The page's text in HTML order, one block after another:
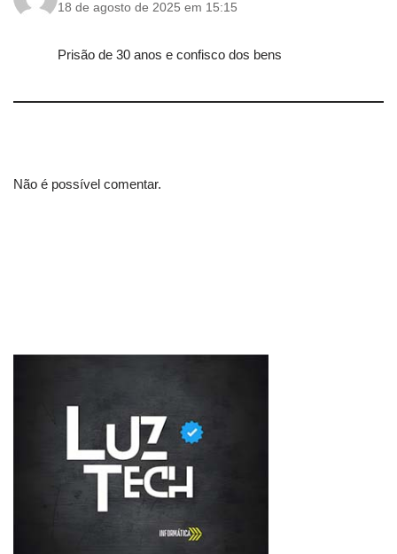
18 de agosto de 2025 em 15:15
Prisão de 30 anos e confisco dos bens
Não é possível comentar.